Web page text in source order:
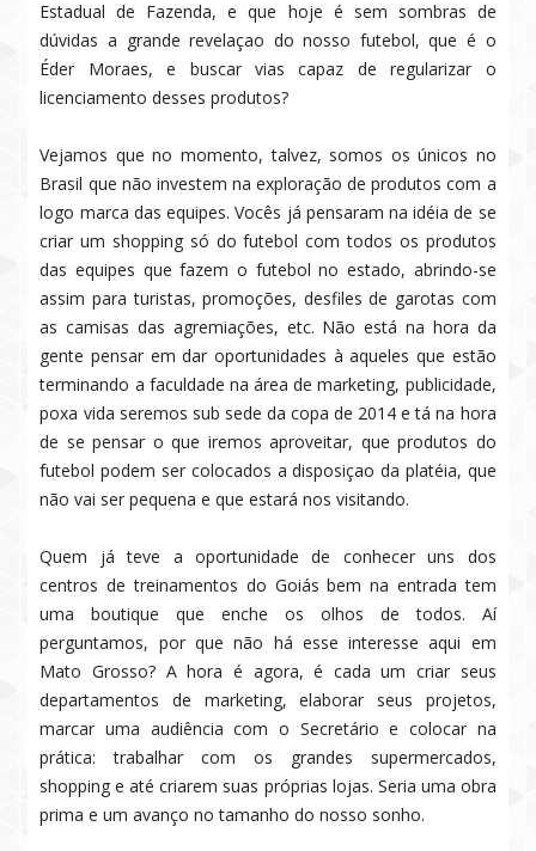
Estadual de Fazenda, e que hoje é sem sombras de
dúvidas a grande revelaçao do nosso futebol, que é o
Éder Moraes, e buscar vias capaz de regularizar o
licenciamento desses produtos?
Vejamos que no momento, talvez, somos os únicos no
Brasil que não investem na exploração de produtos com a
logo marca das equipes. Vocês já pensaram na idéia de se
criar um shopping só do futebol com todos os produtos
das equipes que fazem o futebol no estado, abrindo-se
assim para turistas, promoções, desfiles de garotas com
as camisas das agremiações, etc. Não está na hora da
gente pensar em dar oportunidades à aqueles que estão
terminando a faculdade na área de marketing, publicidade,
poxa vida seremos sub sede da copa de 2014 e tá na hora
de se pensar o que iremos aproveitar, que produtos do
futebol podem ser colocados a disposiçao da platéia, que
não vai ser pequena e que estará nos visitando.
Quem já teve a oportunidade de conhecer uns dos
centros de treinamentos do Goiás bem na entrada tem
uma boutique que enche os olhos de todos. Aí
perguntamos, por que não há esse interesse aqui em
Mato Grosso? A hora é agora, é cada um criar seus
departamentos de marketing, elaborar seus projetos,
marcar uma audiência com o Secretário e colocar na
prática: trabalhar com os grandes supermercados,
shopping e até criarem suas próprias lojas. Seria uma obra
prima e um avanço no tamanho do nosso sonho.